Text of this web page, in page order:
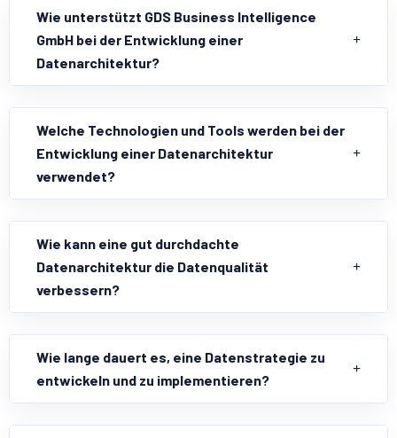
Wie unterstützt GDS Business Intelligence
GmbH bei der Entwicklung einer
Datenarchitektur?
Welche Technologien und Tools werden bei der
Entwicklung einer Datenarchitektur
verwendet?
Wie kann eine gut durchdachte
Datenarchitektur die Datenqualität
verbessern?
Wie lange dauert es, eine Datenstrategie zu
entwickeln und zu implementieren?